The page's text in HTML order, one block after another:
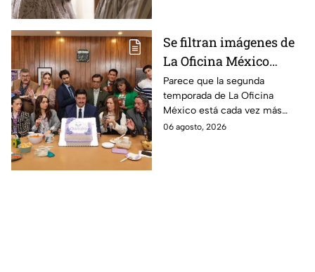
Se filtran imágenes de
La Oficina México
temporada 2 y un
detalle desata teorías
entre los fans
Parece que la segunda
temporada de La Oficina
México está cada vez más
cerca, pues el elenco ya se
06 agosto, 2026